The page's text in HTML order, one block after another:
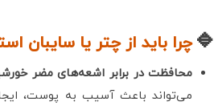
🔹چرا باید از چتر یا سایبان
محافظت در برابر اشعه‌های مضر
می‌تواند باعث آسیب به پوست،